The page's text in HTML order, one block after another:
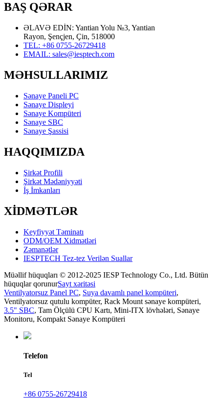
BAŞ QƏRAR
ƏLAVƏ EDİN: Yantian Yolu №3, Yantian
Rayon, Şençjen, Çin, 518000
TEL: +86 0755-26729418
EMAIL: sales@iesptech.com
MƏHSULLARIMIZ
Sənaye Paneli PC
Sənaye Displeyi
Sənaye Kompüteri
Sənaye SBC
Sənaye Şassisi
HAQQIMIZDA
Şirkət Profili
Şirkət Mədəniyyəti
İş İmkanları
XİDMƏTLƏR
Keyfiyyət Təminatı
ODM/OEM Xidmətləri
Zəmanətlər
IESPTECH Tez-tez Verilən Suallar
Müəllif hüquqları © 2012-2025 IESP Technology Co., Ltd. Bütün
hüquqlar qorunurSayt xəritəsi
Ventilyatorsuz Panel PC, Suya davamlı panel kompüteri,
Ventilyatorsuz qutulu kompüter, Rack Mount sənaye kompüteri,
3.5" SBC, Tam Ölçülü CPU Kartı, Mini-ITX lövhələri, Sənaye
Monitoru, Kompakt Sənaye Kompüteri
Telefon
Tel
+86 0755-26729418